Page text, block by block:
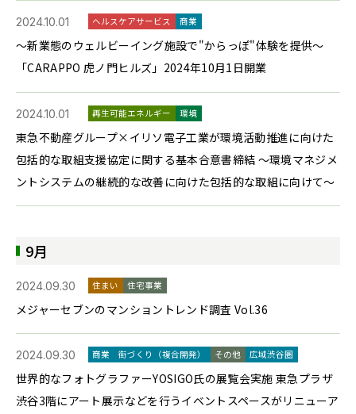
2024.10.01 ヘルスケアサービス 商業
～新業態のウェルビーイング施設で"からっぽ"体験を提供～
「CARAPPO 虎ノ門ヒルズ」2024年10月1日開業
2024.10.01 再生可能エネルギー 環境
東急不動産グループ×イリソ電子工業が環境活動推進に向けた
包括的な取組支援協定に関する基本合意書締結 ～環境マネジメ
ントシステムの継続的な改善に向けた包括的な取組に向けて～
9月
2024.09.30 住まい 住宅事業
メジャーセブンのマンショントレンド調査 Vol.36
2024.09.30 商業 街づくり（複合開発） その他 広域渋谷圏
世界的なフォトグラファーYOSIGO氏の展覧会実施 東急プラザ
渋谷3階にアート展示などを行うイベントスペースがリニューア